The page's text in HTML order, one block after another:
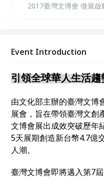
2017臺灣文博會 徵展啟
Event Introduction
引領全球華人生活
由文化部主辦的臺灣文博
展會，旨在帶領臺灣文創
文博會展出成效突破歷年
5天展期創造新台幣4.7億
人潮。
臺灣文博會即將邁入第7